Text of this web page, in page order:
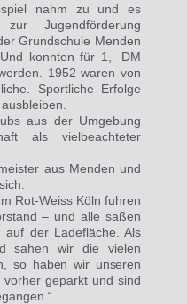
nahm zu und es
Jugendförderung
Grundschule Menden
konnten für 1,- DM
1952 waren von
Sportliche Erfolge
aus der Umgebung
als vielbeachteter
aus Menden und
Rot-Weiss Köln fuhren
– und alle saßen
der Ladefläche. Als
sahen wir die vielen
so haben wir unseren
geparkt und sind